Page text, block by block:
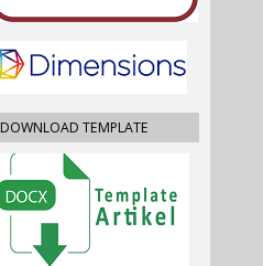
DOWNLOAD TEMPLATE